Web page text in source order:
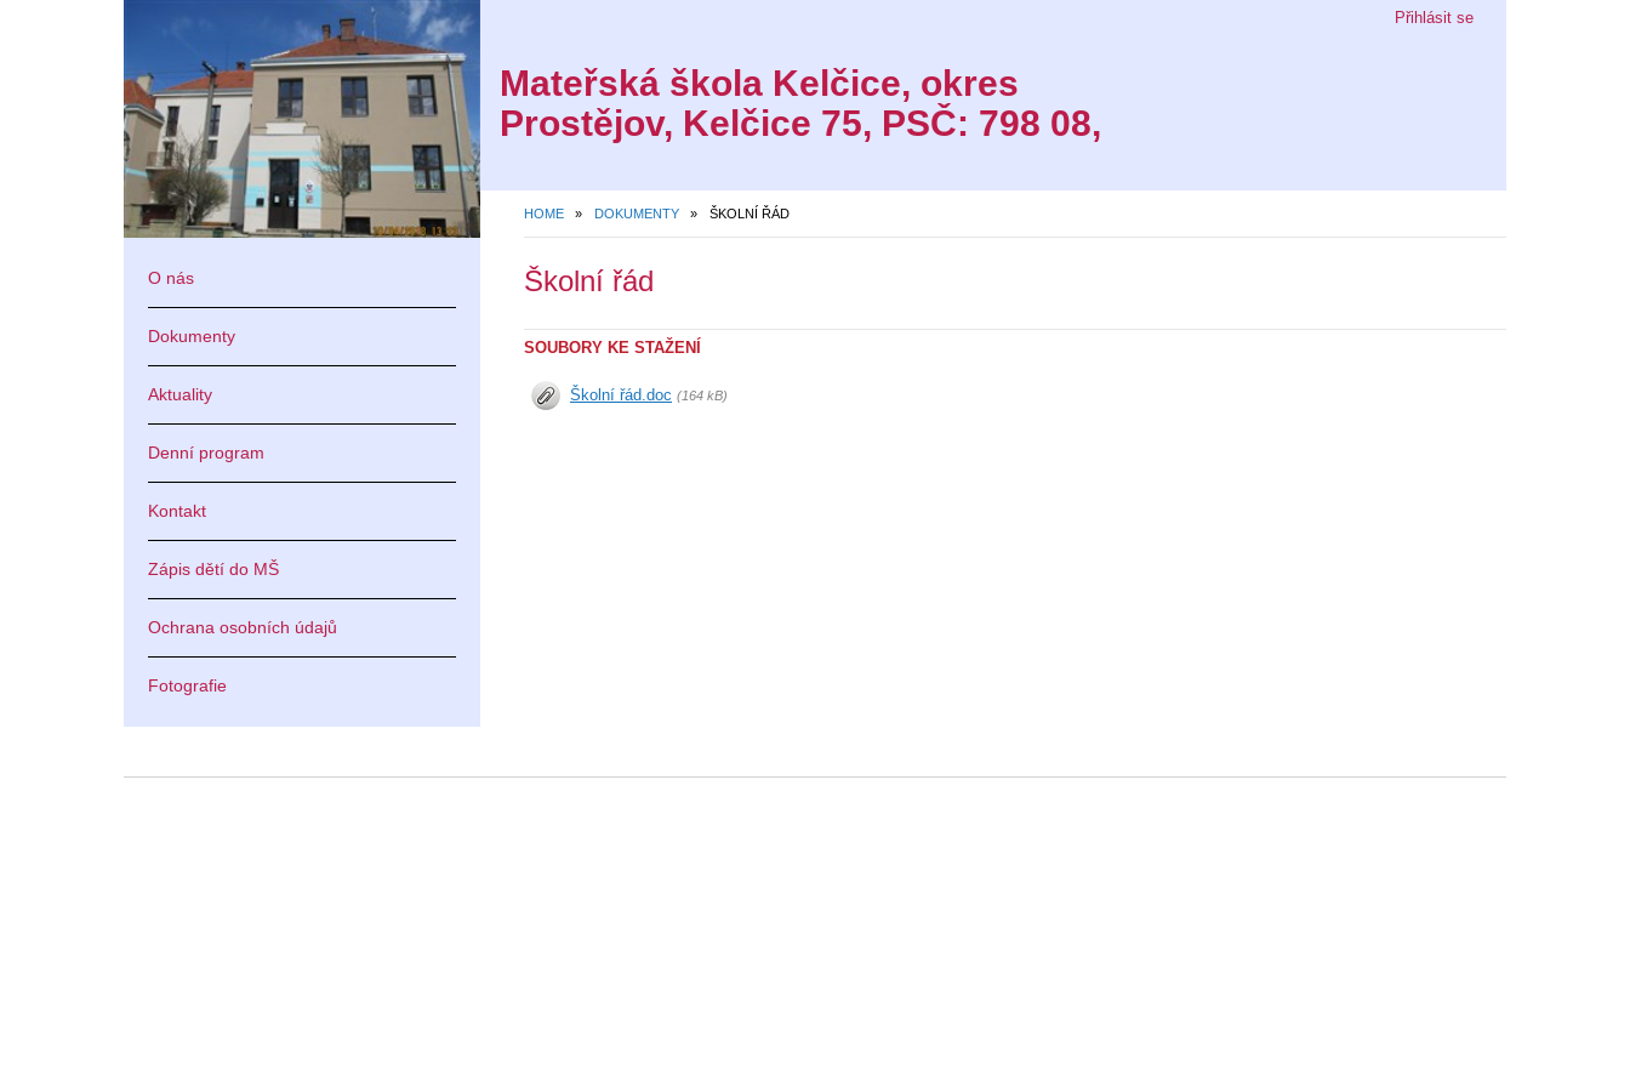
Přihlásit se
Mateřská škola Kelčice, okres
Prostějov, Kelčice 75, PSČ: 798 08,
HOME » DOKUMENTY » ŠKOLNÍ ŘÁD
O nás
Dokumenty
Aktuality
Denní program
Kontakt
Zápis dětí do MŠ
Ochrana osobních údajů
Fotografie
Školní řád
SOUBORY KE STAŽENÍ
Školní řád.doc (164 kB)